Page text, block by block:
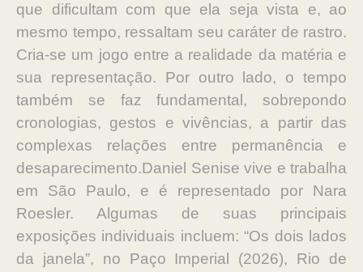
que dificultam com que ela seja vista e, ao
mesmo tempo, ressaltam seu caráter de rastro.
Cria-se um jogo entre a realidade da matéria e
sua representação. Por outro lado, o tempo
também se faz fundamental, sobrepondo
cronologias, gestos e vivências, a partir das
complexas relações entre permanência e
desaparecimento.Daniel Senise vive e trabalha
em São Paulo, e é representado por Nara
Roesler. Algumas de suas principais
exposições individuais incluem: “Os dois lados
da janela”, no Paço Imperial (2026), Rio de